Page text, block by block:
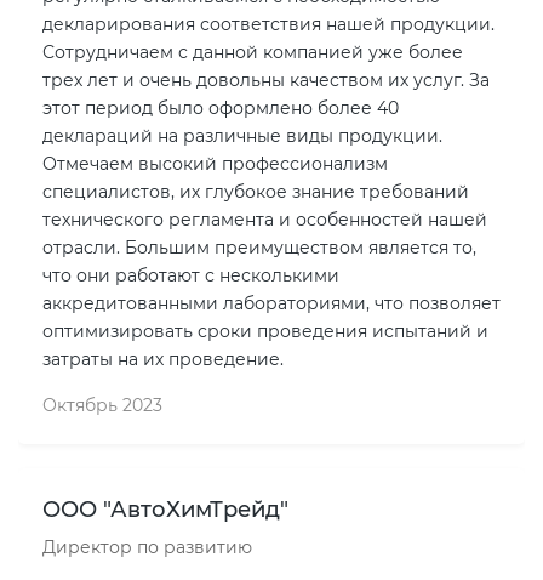
декларирования соответствия нашей продукции.
Сотрудничаем с данной компанией уже более
трех лет и очень довольны качеством их услуг. За
этот период было оформлено более 40
деклараций на различные виды продукции.
Отмечаем высокий профессионализм
специалистов, их глубокое знание требований
технического регламента и особенностей нашей
отрасли. Большим преимуществом является то,
что они работают с несколькими
аккредитованными лабораториями, что позволяет
оптимизировать сроки проведения испытаний и
затраты на их проведение.
Октябрь 2023
ООО "АвтоХимТрейд"
Директор по развитию